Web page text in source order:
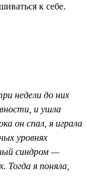
к себе.
недели до них
и ушла
он спал, я играла
уровнях
синдром —
Тогда я поняла,